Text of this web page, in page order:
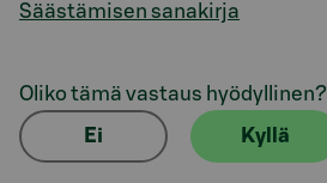
Säästämisen sanakirja
Oliko tämä vastaus hyödyllinen?
Ei Kyllä